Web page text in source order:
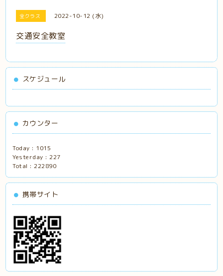
全クラス 2022-10-12 (水)
交通安全教室
スケジュール
カウンター
Today : 1015
Yesterday :227
Total :222890
携帯サイト